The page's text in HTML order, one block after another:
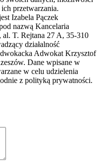
przetwarzania.
Izabela Pączek
nazwą Kancelaria
T. Rejtana 27 A, 35-310
działalność
Adwokat Krzysztof
Dane wpisane w
w celu udzielenia
z polityką prywatności.